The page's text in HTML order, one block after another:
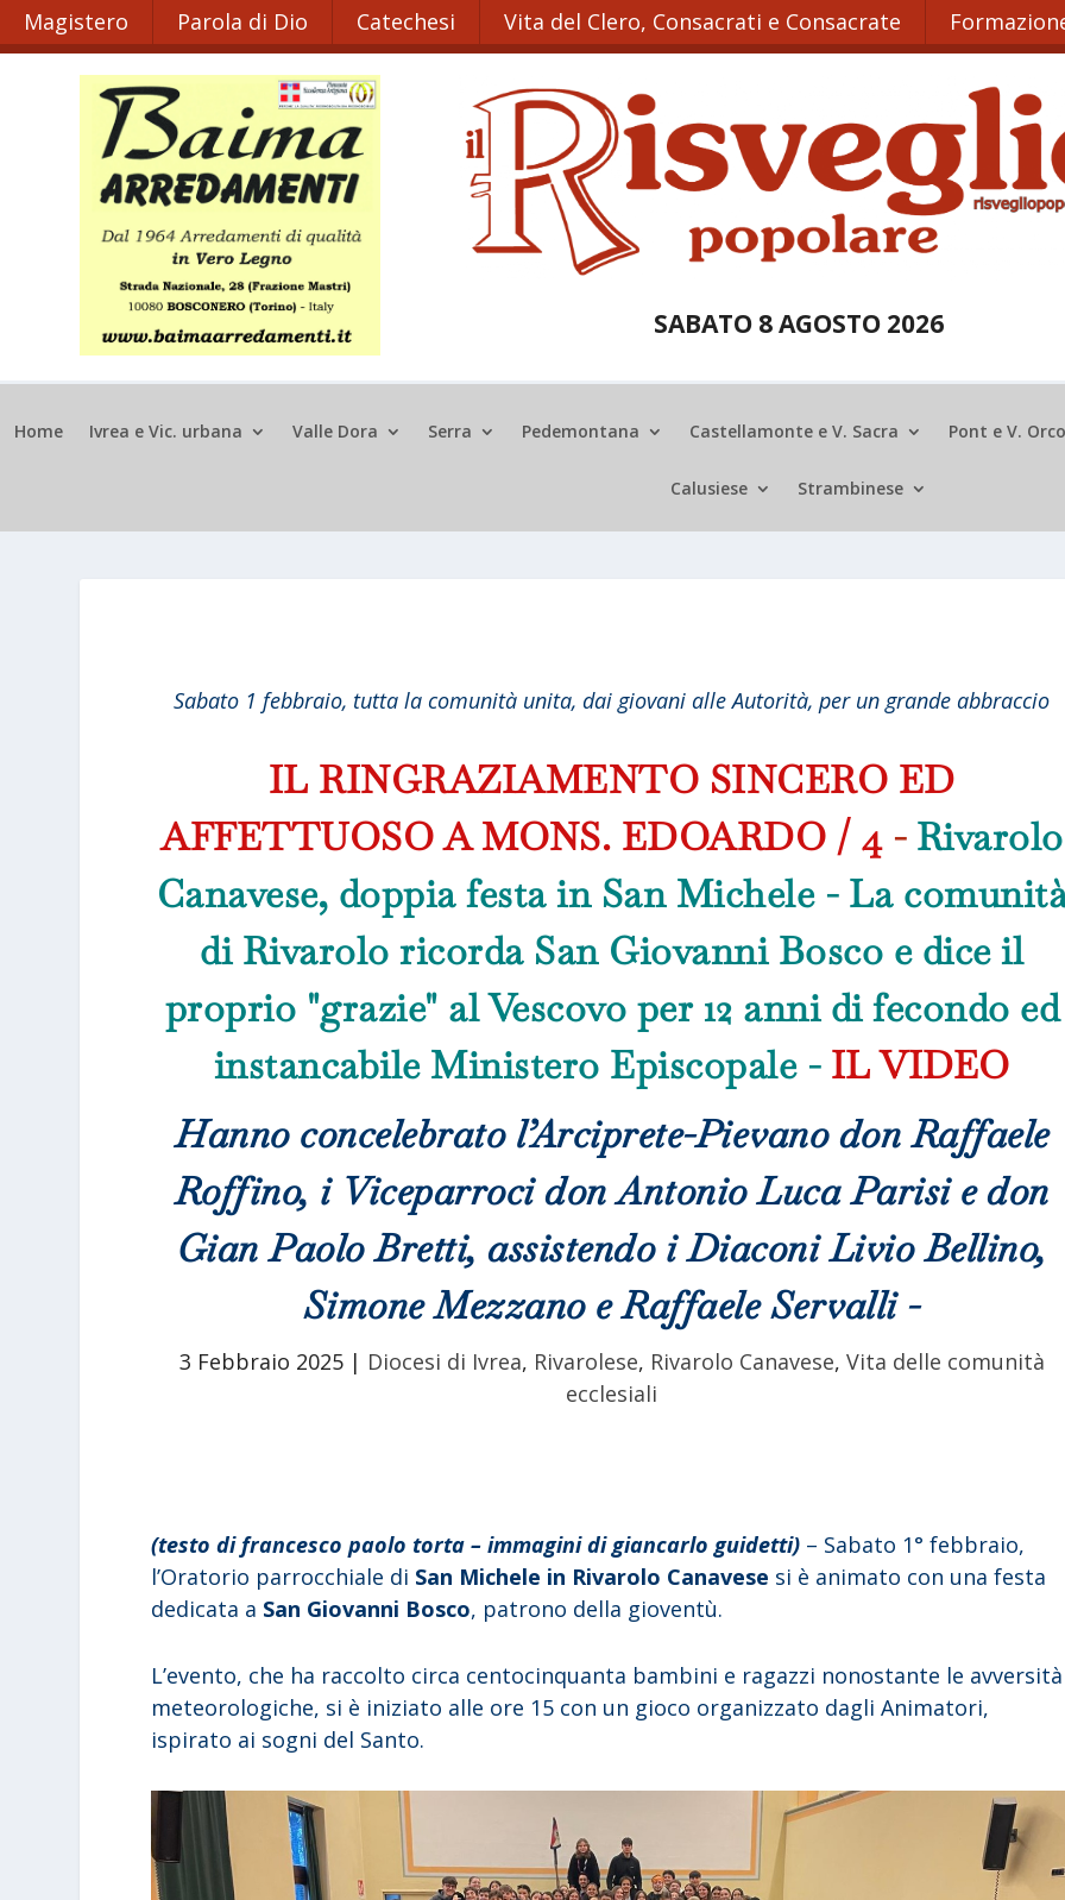
Magistero Parola di Dio Catechesi Vita del Clero, Consacrati e Consacrate
SABATO 8 AGOSTO 2026
Home Ivrea e Vic. urbana Valle Dora Serra Pedemontana Castellamonte e V. Sacra Pont e V.
Calusiese Strambinese
Sabato 1 febbraio, tutta la comunità unita, dai giovani alle Autorità, per un grande abbraccio
IL RINGRAZIAMENTO SINCERO ED
AFFETTUOSO A MONS. EDOARDO / 4- Rivarolo
Canavese, doppia festa in San Michele - La
di Rivarolo ricorda San Giovanni Bosco e dice il
proprio "grazie" al Vescovo per 12 anni di fecondo ed
instancabile Ministero Episcopale - IL VIDEO
Hanno concelebrato l’Arciprete-Pievano don Raffaele
Roffino, i Viceparroci don Antonio Luca Parisi e don
Gian Paolo Bretti, assistendo i Diaconi Livio Bellino,
Simone Mezzano e Raffaele Servalli -
3 Febbraio 2025| Diocesi di Ivrea, Rivarolese, Rivarolo Canavese, Vita delle comunità
ecclesiali
(testo di francesco paolo torta – immagini di giancarlo guidetti) – Sabato 1° febbraio,
l’Oratorio parrocchiale di San Michele in Rivarolo Canavese si è animato con una festa
dedicata a San Giovanni Bosco, patrono della gioventù.
L’evento, che ha raccolto circa centocinquanta bambini e ragazzi nonostante le avversità
meteorologiche, si è iniziato alle ore 15 con un gioco organizzato dagli Animatori,
ispirato ai sogni del Santo.